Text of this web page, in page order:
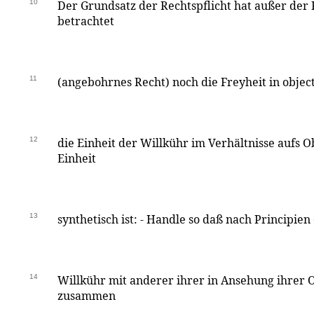
10
Der Grundsatz der Rechtspflicht hat außer der
betrachtet
11 (angebohrnes Recht) noch die Freyheit in
12
die Einheit der Willkühr im Verhältnisse aufs
Einheit
13 synthetisch ist: - Handle so daß nach
14
Willkühr mit anderer ihrer in Ansehung ihrer
zusammen